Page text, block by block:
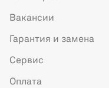
Вакансии
Гарантия и замена
Сервис
Оплата